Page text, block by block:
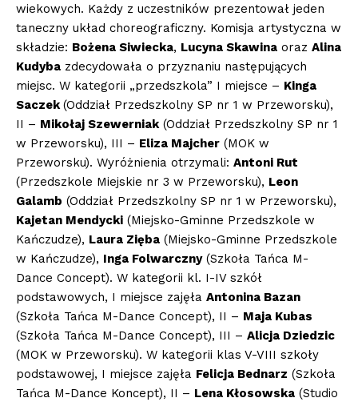
wiekowych. Każdy z uczestników prezentował jeden
taneczny układ choreograficzny. Komisja artystyczna w
składzie: Bożena Siwiecka, Lucyna Skawina oraz Alina
Kudyba zdecydowała o przyznaniu następujących
miejsc. W kategorii „przedszkola” I miejsce – Kinga
Saczek(Oddział Przedszkolny SP nr 1 w Przeworsku),
II – Mikołaj Szewerniak(Oddział Przedszkolny SP nr 1
w Przeworsku), III – Eliza Majcher (MOK w
Przeworsku). Wyróżnienia otrzymali: Antoni Rut
(Przedszkole Miejskie nr 3 w Przeworsku), Leon
Galamb (Oddział Przedszkolny SP nr 1 w Przeworsku),
Kajetan Mendycki (Miejsko-Gminne Przedszkole w
Kańczudze), Laura Zięba (Miejsko-Gminne Przedszkole
w Kańczudze), Inga Folwarczny(Szkoła Tańca M-
Dance Concept). W kategorii kl. I-IV szkół
podstawowych, I miejsce zajęła Antonina Bazan
(Szkoła Tańca M-Dance Concept), II – Maja Kubas
(Szkoła Tańca M-Dance Concept), III – Alicja Dziedzic
(MOK w Przeworsku). W kategorii klas V-VIII szkoły
podstawowej, I miejsce zajęła Felicja Bednarz (Szkoła
Tańca M-Dance Koncept), II – Lena Kłosowska (Studio